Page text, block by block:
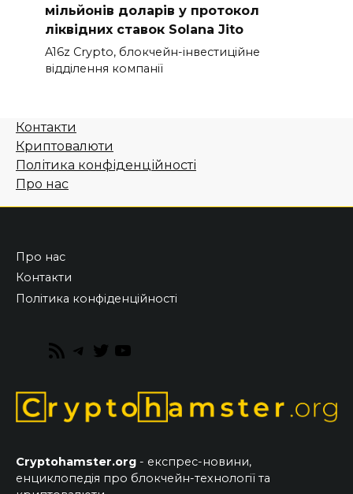
мільйонів доларів у протокол
ліквідних ставок Solana Jito
A16z Crypto, блокчейн-інвестиційне
відділення компанії
Контакти
Криптовалюти
Політика конфіденційності
Про нас
Про нас
Контакти
Політика конфіденційності
RSS
Telegram
Twitter
Cryptohamster.org - експрес-новини,
енциклопедія про блокчейн-технології та